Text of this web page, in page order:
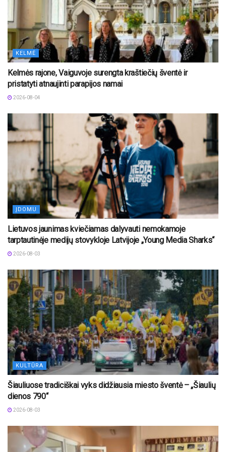
KELMĖ
Kelmės rajone, Vaiguvoje surengta kraštiečių šventė ir
pristatyti atnaujinti parapijos namai
2026-08-04
ĮDOMU
Lietuvos jaunimas kviečiamas dalyvauti nemokamoje
tarptautinėje medijų stovykloje Latvijoje „Young Media Sharks“
2026-08-03
KULTŪRA
Šiauliuose tradiciškai vyks didžiausia miesto šventė – „Šiaulių
dienos 790“
2026-08-03